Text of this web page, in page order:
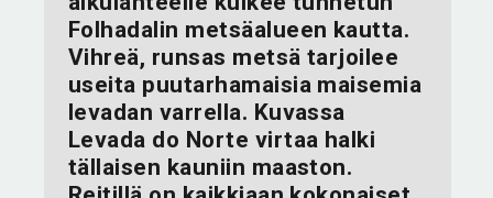
Folhadalin metsäalueen kautta.
Vihreä, runsas metsä tarjoilee
useita puutarhamaisia maisemia
levadan varrella. Kuvassa
Levada do Norte virtaa halki
tällaisen kauniin maaston.